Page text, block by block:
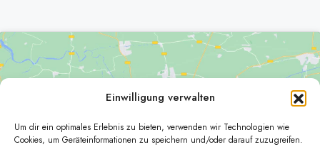
Einwilligung verwalten
Um dir ein optimales Erlebnis zu bieten, verwenden wir Technologien wie
Cookies, um Geräteinformationen zu speichern und/oder darauf zuzugreifen.
Klicke hier, um Marketing-Cookies zu